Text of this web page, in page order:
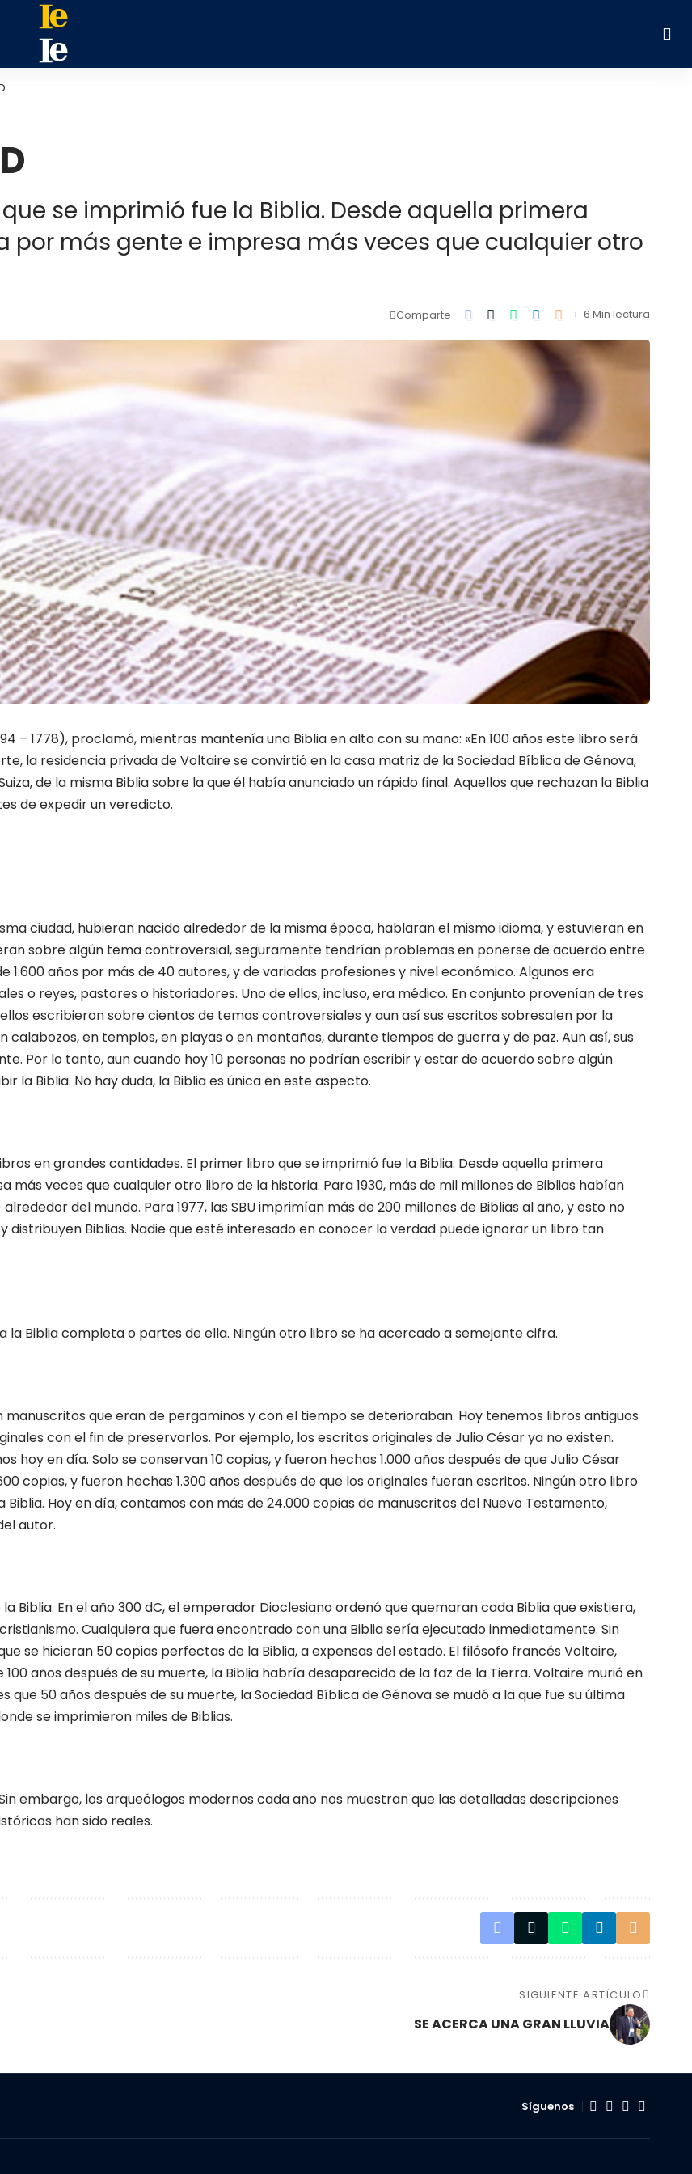
se imprimió fue la Biblia. Desde aquella primera
por más gente e impresa más veces que cualquier otro
Comparte 6 Min lectura
– 1778), proclamó, mientras mantenía una Biblia en alto con su mano: «En 100 años este libro será
la residencia privada de Voltaire se convirtió en la casa matriz de la Sociedad Bíblica de Génova,
de la misma Biblia sobre la que él había anunciado un rápido final. Aquellos que rechazan la Biblia
de expedir un veredicto.
ciudad, hubieran nacido alrededor de la misma época, hablaran el mismo idioma, y estuvieran en
sobre algún tema controversial, seguramente tendrían problemas en ponerse de acuerdo entre
1.600 años por más de 40 autores, y de variadas profesiones y nivel económico. Algunos era
o reyes, pastores o historiadores. Uno de ellos, incluso, era médico. En conjunto provenían de tres
escribieron sobre cientos de temas controversiales y aun así sus escritos sobresalen por la
en templos, en playas o en montañas, durante tiempos de guerra y de paz. Aun así, sus
Por lo tanto, aun cuando hoy 10 personas no podrían escribir y estar de acuerdo sobre algún
la Biblia. No hay duda, la Biblia es única en este aspecto.
en grandes cantidades. El primer libro que se imprimió fue la Biblia. Desde aquella primera
veces que cualquier otro libro de la historia. Para 1930, más de mil millones de Biblias habían
del mundo. Para 1977, las SBU imprimían más de 200 millones de Biblias al año, y esto no
Biblias. Nadie que esté interesado en conocer la verdad puede ignorar un libro tan
la Biblia completa o partes de ella. Ningún otro libro se ha acercado a semejante cifra.
que eran de pergaminos y con el tiempo se deterioraban. Hoy tenemos libros antiguos
con el fin de preservarlos. Por ejemplo, los escritos originales de Julio César ya no existen.
hoy en día. Solo se conservan 10 copias, y fueron hechas 1.000 años después de que Julio César
copias, y fueron hechas 1.300 años después de que los originales fueran escritos. Ningún otro libro
Hoy en día, contamos con más de 24.000 copias de manuscritos del Nuevo Testamento,
autor.
Biblia. En el año 300 dC, el emperador Dioclesiano ordenó que quemaran cada Biblia que existiera,
Cualquiera que fuera encontrado con una Biblia sería ejecutado inmediatamente. Sin
se hicieran 50 copias perfectas de la Biblia, a expensas del estado. El filósofo francés Voltaire,
años después de su muerte, la Biblia habría desaparecido de la faz de la Tierra. Voltaire murió en
que 50 años después de su muerte, la Sociedad Bíblica de Génova se mudó a la que fue su última
se imprimieron miles de Biblias.
embargo, los arqueólogos modernos cada año nos muestran que las detalladas descripciones
han sido reales.
SIGUIENTE ARTÍCULO
SE ACERCA UNA GRAN LLUVIA
Síguenos